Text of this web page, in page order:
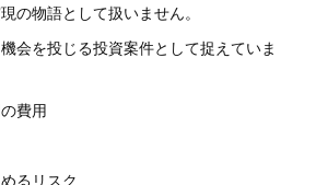
の物語として扱いません。
会を投じる投資案件として捉えていま
費用
るリスク